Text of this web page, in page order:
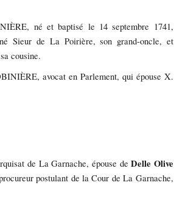
né et baptisé le 14 septembre 1741,
Sieur de La Poirière, son grand-oncle, et
cousine.
avocat en Parlement, qui épouse X.
de La Garnache, épouse deDelle Olive
postulant de la Cour de La Garnache,